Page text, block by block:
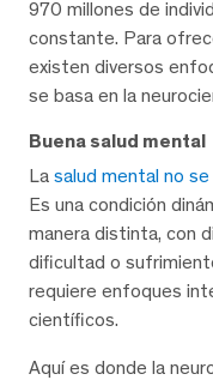
970 millones de
constante. Para
existen diversos
se basa en la
Buena salud mental
La salud mental no
Es una condición
manera distinta, con
dificultad o
requiere enfoques
científicos.
Aquí es donde la